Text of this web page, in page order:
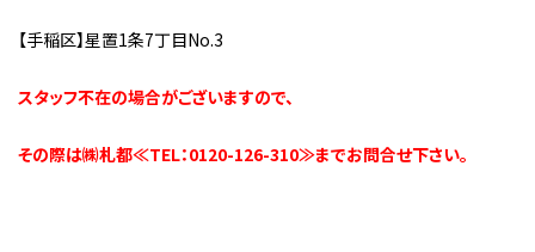
【手稲区】星置1条7丁目No.3
スタッフ不在の場合がございますので、
その際は㈱札都≪TEL：0120-126-310≫までお問合せ下さい。